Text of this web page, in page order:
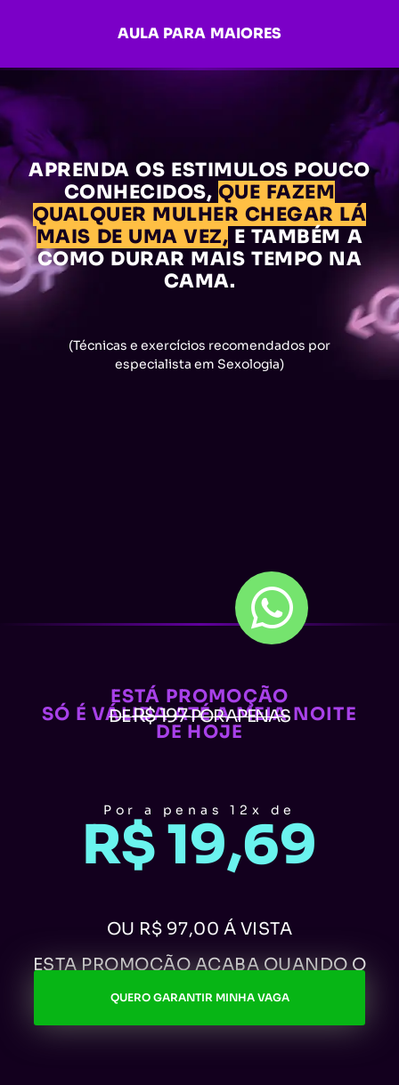
AULA PARA MAIORES
APRENDA OS ESTIMULOS POUCO
CONHECIDOS, QUE FAZEM
QUALQUER MULHER CHEGAR LÁ
MAIS DE UMA VEZ, E TAMBÉM A
COMO DURAR MAIS TEMPO NA
CAMA.
(Técnicas e exercícios recomendados por
especialista em Sexologia)
ESTÁ PROMOÇÃO
SÓ É VÁLIDA ATÉ A MEIA NOITE
DE HOJE
DER$ 197POR APENAS
Por a penas 12x de
R$ 19,69
OU R$ 97,00 Á VISTA
ESTA PROMOÇÃO ACABA QUANDO O
CRONOMETRO ZERAR
QUERO GARANTIR MINHA VAGA